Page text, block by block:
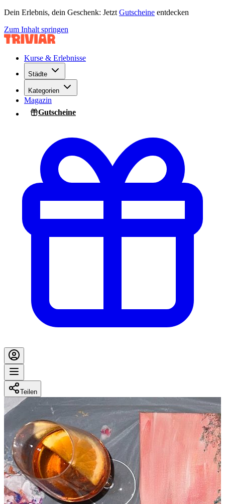
Dein Erlebnis, dein Geschenk: Jetzt Gutscheine entdecken
Zum Inhalt springen
Kurse & Erlebnisse
Städte
Kategorien
Magazin
Gutscheine
Teilen